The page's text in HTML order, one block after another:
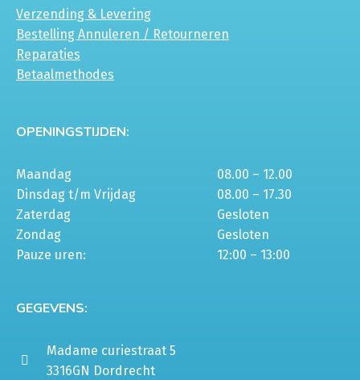
Verzending & Levering
Bestelling Annuleren / Retourneren
Reparaties
Betaalmethodes
OPENINGSTIJDEN:
Maandag
08.00 – 12.00
Dinsdag t/m Vrijdag
08.00 – 17.30
Zaterdag
Gesloten
Zondag
Gesloten
Pauze uren:
12:00 – 13:00
GEGEVENS:
Madame curiestraat 5
3316GN Dordrecht